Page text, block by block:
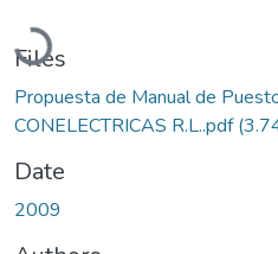
Loading...
Files
Propuesta de Manual de
CONELECTRICAS R.L..pdf
Date
2009